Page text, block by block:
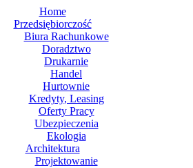
Home
Przedsiębiorczość
Biura Rachunkowe
Doradztwo
Drukarnie
Handel
Hurtownie
Kredyty, Leasing
Oferty Pracy
Ubezpieczenia
Ekologia
Architektura
Projektowanie